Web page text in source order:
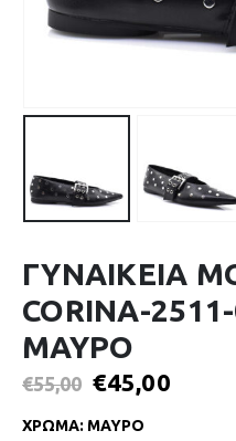
ΓΥΝΑΙΚΕΙΑ
CORINA-
ΜΑΥΡΟ
€55,00 €45,00
ΧΡΩΜΑ: ΜΑΥΡΟ